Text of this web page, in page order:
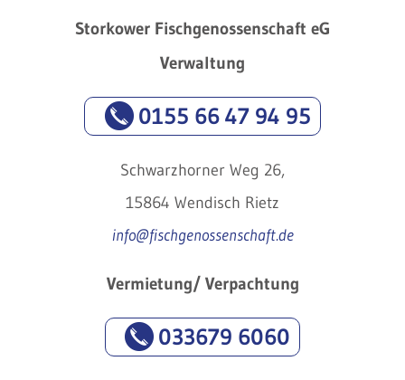
Storkower Fischgenossenschaft eG
Verwaltung
0155 66 47 94 95
Schwarzhorner Weg 26,
15864 Wendisch Rietz
info@fischgenossenschaft.de
Vermietung/ Verpachtung
033679 6060